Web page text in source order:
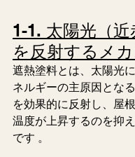
1-1. 太陽光（近
を反射するメ
遮熱塗料とは、太陽光
ネルギーの主原因とな
を効果的に反射し、屋
温度が上昇するのを抑
です 。